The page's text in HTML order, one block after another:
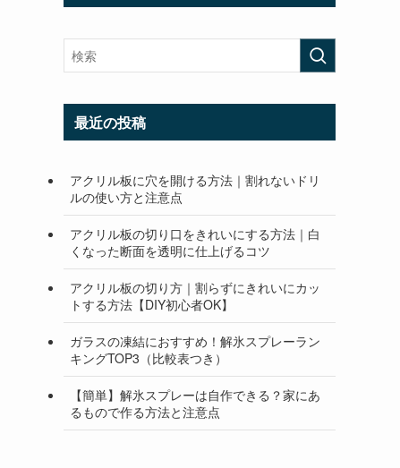
最近の投稿
アクリル板に穴を開ける方法｜割れないドリ
ルの使い方と注意点
アクリル板の切り口をきれいにする方法｜白
くなった断面を透明に仕上げるコツ
アクリル板の切り方｜割らずにきれいにカッ
トする方法【DIY初心者OK】
ガラスの凍結におすすめ！解氷スプレーラン
キングTOP3（比較表つき）
【簡単】解氷スプレーは自作できる？家にあ
るもので作る方法と注意点